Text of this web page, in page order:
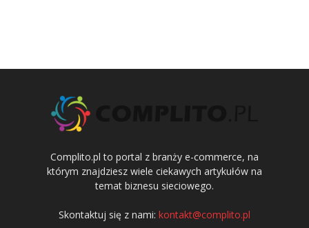
Complito.pl to portal z branży e-commerce, na
którym znajdziesz wiele ciekawych artykułów na
temat biznesu sieciowego.
Skontaktuj się z nami: kontakt@complito.pl